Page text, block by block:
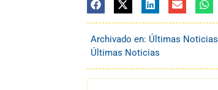
Archivado en: Últimas Noticias
Últimas Noticias